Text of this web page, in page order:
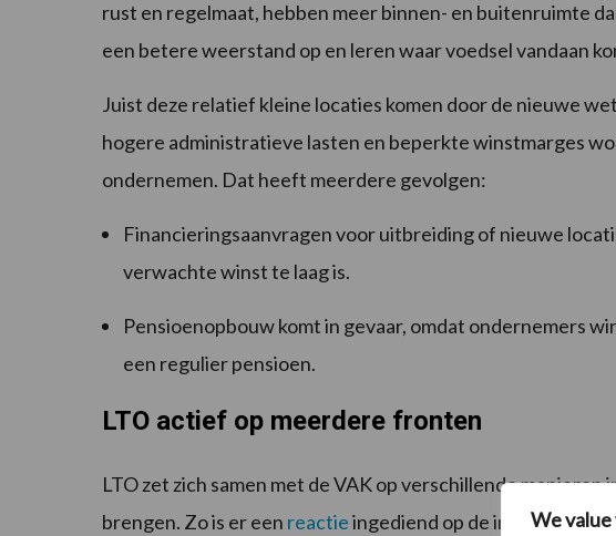
We
rust en regelmaat, hebben meer binnen- en buitenruimte
een betere weerstand op en leren waar voedsel vandaan
Juist deze relatief kleine locaties komen door de nieuwe
hogere administratieve lasten en beperkte winstmarges
ondernemen. Dat heeft meerdere gevolgen:
Financieringsaanvragen voor uitbreiding of nieuwe
verwachte winst te laag is.
Pensioenopbouw komt in gevaar, omdat ondernemers
een regulier pensioen.
LTO actief op meerdere fronten
LTO zet zich samen met de VAK op verschillende
brengen. Zo is er een reactieingediend op de